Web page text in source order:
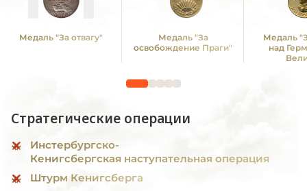
Медаль "За отвагу"
Медаль "За
освобождение Праги"
Медаль
над
Стратегические операции
Инстербургско-
Кенигсбергская наступательная операция
Штурм Кенигсберга